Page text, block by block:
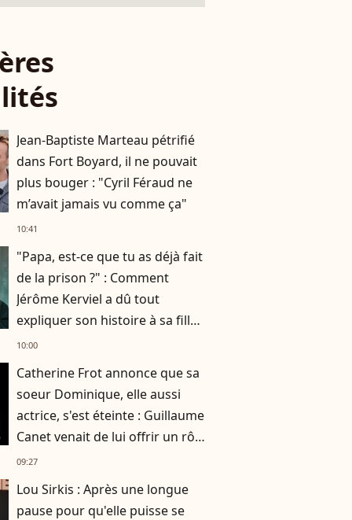
Jean-Baptiste Marteau pétrifié
dans Fort Boyard, il ne pouvait
plus bouger : "Cyril Féraud ne
m’avait jamais vu comme ça"
10:41
"Papa, est-ce que tu as déjà fait
de la prison ?" : Comment
Jérôme Kerviel a dû tout
expliquer son histoire à sa fille
de 7 ans
10:00
Catherine Frot annonce que sa
soeur Dominique, elle aussi
actrice, s'est éteinte : Guillaume
Canet venait de lui offrir un rôle
dans son film avec Marion
09:27
Lou Sirkis : Après une longue
pause pour qu'elle puisse se